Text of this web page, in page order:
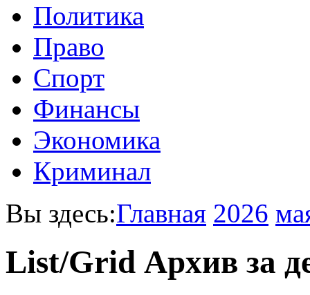
Политика
Право
Спорт
Финансы
Экономика
Криминал
Вы здесь:Главная 2026
List/Grid Архив за